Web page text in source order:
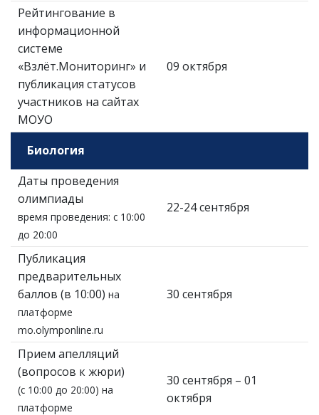
Рейтингование в
информационной
системе
«Взлёт.Мониторинг» и
публикация статусов
участников на сайтах
МОУО
09 октября
Биология
Даты проведения
олимпиады
время проведения: с 10:00
до 20:00
22-24 сентября
Публикация
предварительных
баллов (в 10:00) на
платформе
mo.olymponline.ru
30 сентября
Прием апелляций
(вопросов к жюри)
(с 10:00 до 20:00) на
платформе
30 сентября – 01
октября